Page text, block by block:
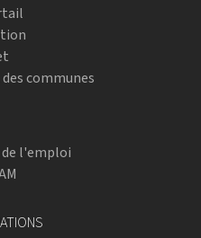
communes
de l'emploi